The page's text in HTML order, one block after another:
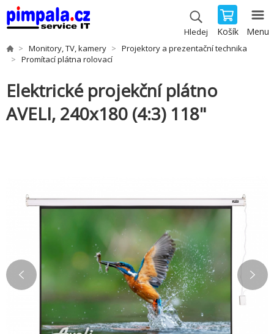
Hledej Košík Menu
Monitory, TV, kamery
Projektory a prezentační technika
Promítací plátna rolovací
Elektrické projekční plátno
AVELI, 240x180 (4:3) 118"